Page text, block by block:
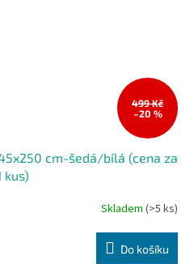
499 Kč
–20 %
cm-šedá/bílá (cena za
kus)
Skladem (>5 ks)
Do košíku